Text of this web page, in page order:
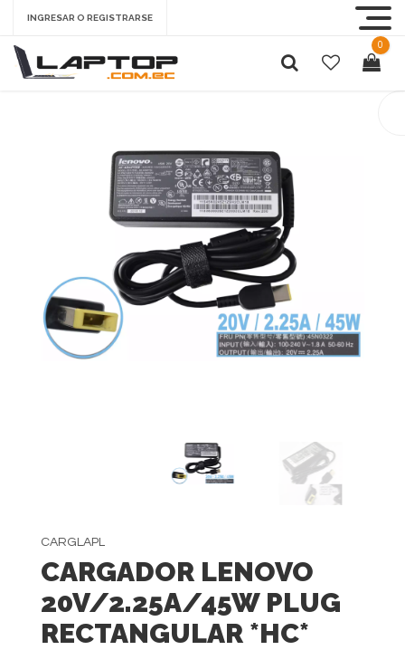
INGRESAR O REGISTRARSE
0
CARGLAPL
CARGADOR LENOVO
20V/2.25A/45W PLUG
RECTANGULAR *HC*